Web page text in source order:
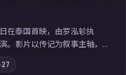
在泰国首映，由罗泓轸执
。影片以传记为叙事主轴，
活过“真实”的一天；摄影与
国产免费观看高清电视剧在